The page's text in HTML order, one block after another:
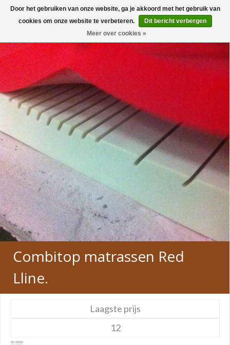
0
Combitop matrassen Red
Lline.
Laagste prijs
12
Door het gebruiken van onze website, ga je akkoord met het gebruik van
cookies om onze website te verbeteren.
Dit bericht verbergen
Meer over cookies »